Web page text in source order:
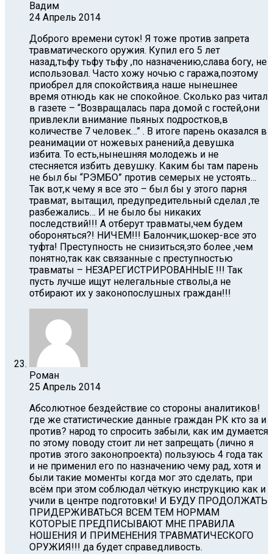
Вадим
24 Апрель 2014
Доброго времени суток! Я тоже против запрета
травматического оружия. Купил его 5 лет
назад,тьфу тьфу тьфу ,по назначению,слава богу, не
использовал. Часто хожу ночью с гаража,поэтому
приобрел для спокойствия,а наше нынешнее
время отнюдь как не спокойное. Сколько раз читал
в газете – “Возвращалась пара домой с гостей,они
привлекли внимание пьяных подростков,в
количестве 7 человек…” . В итоге парень оказался в
реанимации от ножевых ранений,а девушка
избита. То есть,нынешняя молодежь и не
стесняется избить девушку. Каким бы там парень
не был бы “РЭМБО” против семерых не устоять…
Так вот,к чему я все это – был бы у этого парня
травмат, вытащил, предупредительный сделал ,те
разбежались… И не было бы никаких
последствий!!! А отберут травматы,чем будем
обороняться?! НИЧЕМ!!! Балончик,шокер-все это
туфта! Преступность не снизиться,это более ,чем
понятно,так как связанные с преступностью
травматы – НЕЗАРЕГИСТРИРОВАННЫЕ !!! Так
пусть лучше ищут нелегальные стволы,а не
отбирают их у законопослушных граждан!!!
Роман
25 Апрель 2014
Абсолютное бездействие со стороны аналитиков!
где же статистические данные граждан РК кто за и
против? народ то спросить забыли, как им думается
по этому поводу стоит ли нет запрещать (лично я
против этого законопроекта) пользуюсь 4 года так
и не применил его по назначению чему рад, хотя и
были такие моменты когда мог это сделать, при
всём при этом соблюдал чёткую инструкцию как и
учили в центре подготовки! И БУДУ ПРОДОЛЖАТЬ
ПРИДЕРЖИВАТЬСЯ ВСЕМ ТЕМ НОРМАМ
КОТОРЫЕ ПРЕДПИСЫВАЮТ МНЕ ПРАВИЛА
НОШЕНИЯ И ПРИМЕНЕНИЯ ТРАВМАТИЧЕСКОГО
ОРУЖИЯ!!! да будет справедливость.